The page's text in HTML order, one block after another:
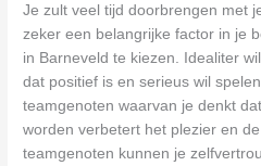
Je zult veel tijd doorbrengen met
zeker een belangrijke factor in je
in Barneveld te kiezen. Idealiter
dat positief is en serieus wil
teamgenoten waarvan je denkt
worden verbetert het plezier en
teamgenoten kunnen je